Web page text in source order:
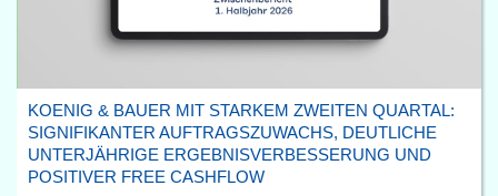
KOENIG & BAUER MIT STARKEM ZWEITEN QUARTAL:
SIGNIFIKANTER AUFTRAGSZUWACHS, DEUTLICHE
UNTERJÄHRIGE ERGEBNISVERBESSERUNG UND
POSITIVER FREE CASHFLOW